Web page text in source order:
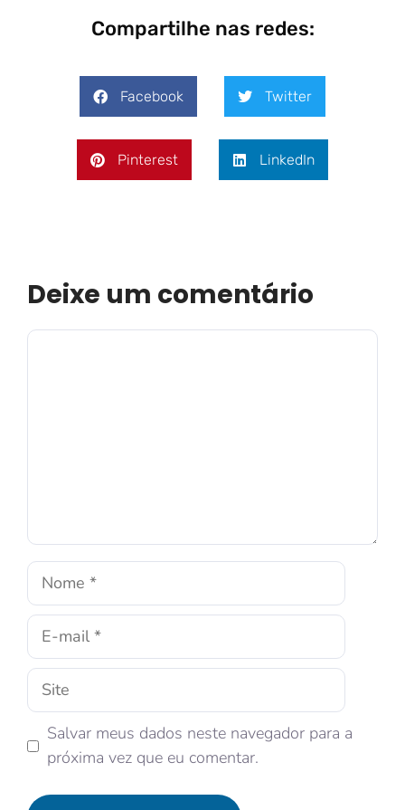
Compartilhe nas redes:
Facebook Twitter
Pinterest LinkedIn
Deixe um comentário
Salvar meus dados neste navegador para a
próxima vez que eu comentar.